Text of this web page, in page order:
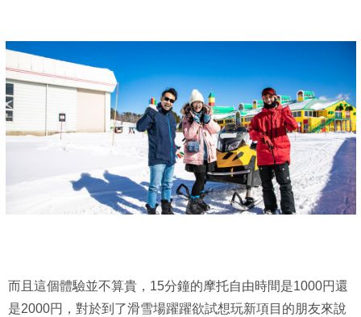
而且這個體驗並不算貴，15分鐘的摩托自由時間是1000円還
是2000円，對於到了滑雪場躍躍欲試想玩新項目的朋友來說